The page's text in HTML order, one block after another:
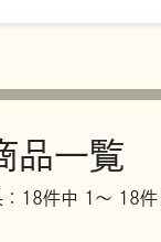
品一覧
18件中 1～ 18件